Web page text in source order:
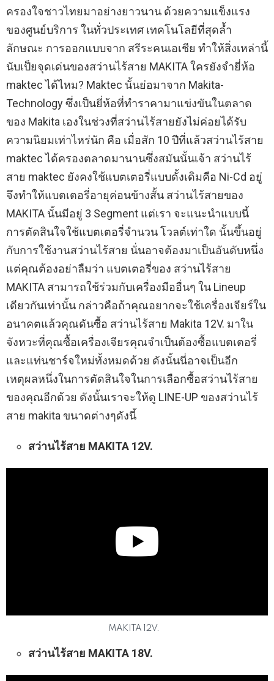
ครองใจชาวไทยมาอย่างยาวนาน ด้วยความแข็งแรง
ของศูนย์บริการ ในทั่วประเทศ เทคโนโลยีที่สุดล้ำ
ลักษณะ การออกแบบจาก สรีระคนเอเชีย ทำให้สิ่งเหล่านี้
นับเป็ยจุดเด่นของสว่านไร้สาย MAKITA ใครยังจำยี่ห้อ
maktec ได้ไหม? Maktec นั้นย่อมาจาก Makita-
Technology ซึ่งเป็นยี่ห้อที่ทำราคามาแข่งขันในตลาด
ของ Makita เองในช่วงที่สว่านไร้สายยังไม่ค่อยได้รับ
ความนิยมเท่าไหร่นัก คือ เมื่อสัก 10 ปีที่แล้วสว่านไร้สาย
maktec ได้ครองตลาดมานานซึ่งสมันนั้นเจ้า สว่านไร้
สาย maktec ยังคงใช้แบตเตอรี่แบบดั้งเดิมคือ Ni-Cd อยู่
จึงทำให้แบตเตอรี่อายุค่อนข้างสั้น สว่านไร้สายของ
MAKITA นั้นมีอยู่ 3 Segment แต่เรา จะแนะนำแบบนี้
การตัดสินใจใช้แบตเตอรี่จำนวน โวลต์เท่าใด นั้นขึ้นอยู่
กับการใช้งานสว่านไร้สาย นั่นอาจต้องมาเป็นอันดับหนึ่ง
แต่คุณต้องอย่าลืมว่า แบตเตอรี่ของ สว่านไร้สาย
MAKITA สามารถใช้ร่วมกับเครื่องมืออื่นๆ ใน Lineup
เดียวกันเท่านั้น กล่าวคือถ้าคุณอยากจะใช้เครื่องเจียร์ใน
อนาคตแล้วคุณดันซื้อ สว่านไร้สาย Makita 12V. มาใน
จังหวะที่คุณซื้อเครื่องเจียรคุณจำเป็นต้องซื้อแบตเตอรี่
และแท่นชาร์จใหม่ทั้งหมดด้วย ดังนั้นนี่อาจเป็นอีก
เหตุผลหนึ่งในการตัดสินใจในการเลือกซื้อสว่านไร้สาย
ของคุณอีกด้วย ดังนั้นเราจะให้ดู LINE-UP ของสว่านไร้
สาย makita ขนาดต่างๆดังนี้
สว่านไร้สาย MAKITA 12V.
MAKITA 12V.
สว่านไร้สาย MAKITA 18V.